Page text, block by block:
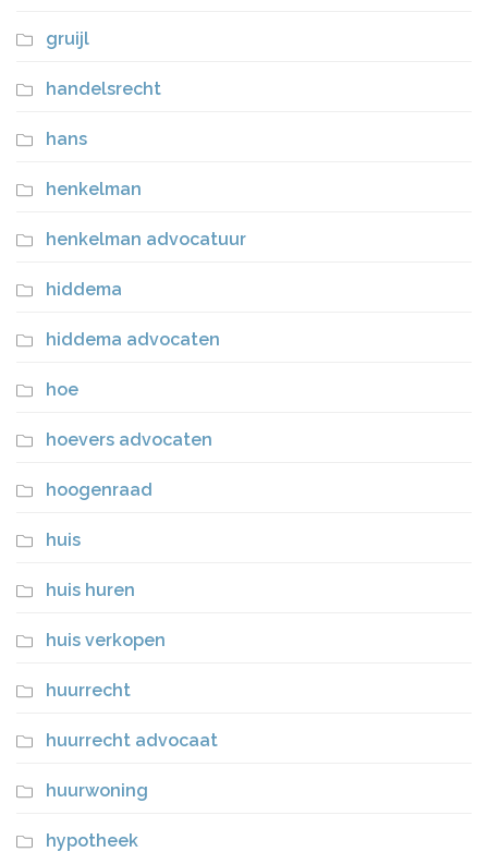
gruijl
handelsrecht
hans
henkelman
henkelman advocatuur
hiddema
hiddema advocaten
hoe
hoevers advocaten
hoogenraad
huis
huis huren
huis verkopen
huurrecht
huurrecht advocaat
huurwoning
hypotheek